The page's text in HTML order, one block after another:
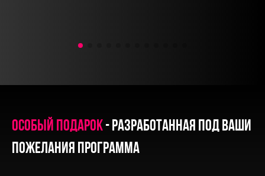
Особый подарок- разработанная под ваши
пожелания программа